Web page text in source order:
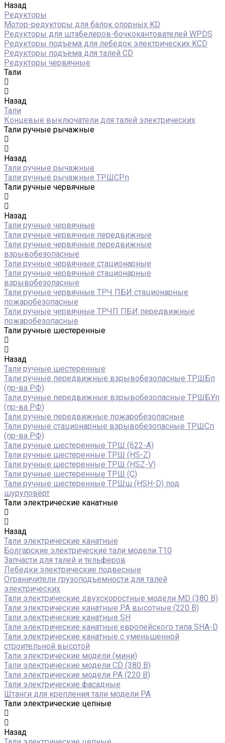
Назад
Редукторы
Мотор-редукторы для балок опорных KD
Редукторы для штабелеров-бочкокантователей WPDS
Редукторы подъема для лебедок электрических KCD
Редукторы подъема для талей CD
Редукторы червячные
Тали
Назад
Тали
Концевые выключатели для талей электрических
Тали ручные рычажные
Назад
Тали ручные рычажные
Тали ручные рычажные ТРШСРп
Тали ручные червячные
Назад
Тали ручные червячные
Тали ручные червячные передвижные
Тали ручные червячные передвижные
взрывобезопасные
Тали ручные червячные стационарные
Тали ручные червячные стационарные
взрывобезопасные
Тали ручные червячные ТРЧ ПБИ стационарные
пожаробезопасные
Тали ручные червячные ТРЧП ПБИ передвижные
пожаробезопасные
Тали ручные шестеренные
Назад
Тали ручные шестеренные
Тали ручные передвижные взрывобезопасные ТРШБп
(пр-ва РФ)
Тали ручные передвижные взрывобезопасные ТРШБУп
(пр-ва РФ)
Тали ручные передвижные пожаробезопасные
Тали ручные стационарные взрывобезопасные ТРШСп
(пр-ва РФ)
Тали ручные шестеренные ТРШ (622-A)
Тали ручные шестеренные ТРШ (HS-Z)
Тали ручные шестеренные ТРШ (HSZ-V)
Тали ручные шестеренные ТРШ (С)
Тали ручные шестеренные ТРШш (HSH-D) под
шуруповёрт
Тали электрические канатные
Назад
Тали электрические канатные
Болгарские электрические тали модели T10
Запчасти для талей и тельферов
Лебедки электрические подвесные
Ограничители грузоподъемности для талей
электрических
Тали электрические двухскоростные модели MD (380 В)
Тали электрические канатные PA высотные (220 В)
Тали электрические канатные SH
Тали электрические канатные европейского типа SHA-D
Тали электрические канатные с уменьшенной
строительной высотой
Тали электрические модели (мини)
Тали электрические модели CD (380 В)
Тали электрические модели РА (220 В)
Тали электрические фасадные
Штанги для крепления тали модели РА
Тали электрические цепные
Назад